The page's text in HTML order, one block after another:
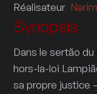
Réalisateur
Synopsis
Dans le sertão du
hors-la-loi
sa propre justice